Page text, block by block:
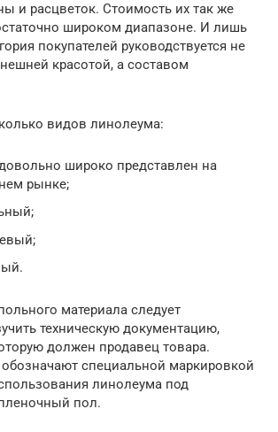
и расцветок. Стоимость их так же
широком диапазоне. И лишь
покупателей руководствуется не
красотой, а составом
видов линолеума:
широко представлен на
рынке;
материала следует
техническую документацию,
должен продавец товара.
специальной маркировкой
линолеума под
пол.